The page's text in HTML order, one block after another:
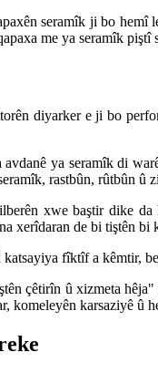
seramîk ji bo hemî
me ya seramîk
diyarker e ji bo
ya seramîk di
rastbûn, rûtbûn û
xwe baştir dike
xerîdaran de bi tiştên bi
fîktîf a kêmtir,
çêtirîn û xizmeta
komeleyên karsaziyê